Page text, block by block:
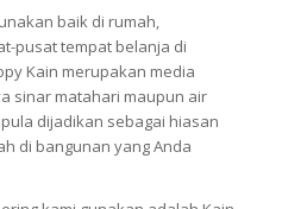
baik di rumah,
pusat tempat belanja di
Kain merupakan media
sinar matahari maupun air
dijadikan sebagai hiasan
di bangunan yang Anda